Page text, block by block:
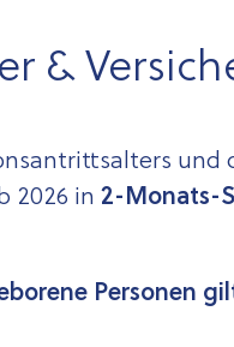
&
und
2026 in 2-Monats-
Personen